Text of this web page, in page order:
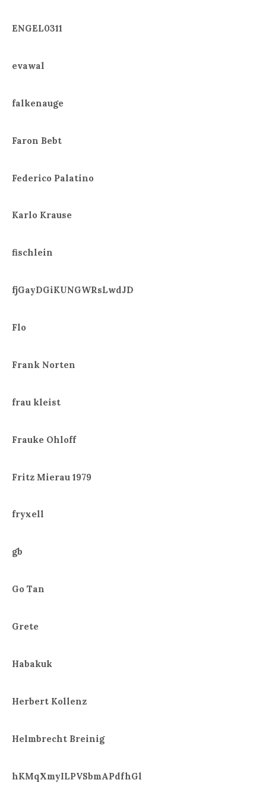
ENGEL0311
evawal
falkenauge
Faron Bebt
Federico Palatino
Karlo Krause
fischlein
fjGayDGiKUNGWRsLwdJD
Flo
Frank Norten
frau kleist
Frauke Ohloff
Fritz Mierau 1979
fryxell
gb
Go Tan
Grete
Habakuk
Herbert Kollenz
Helmbrecht Breinig
hKMqXmyILPVSbmAPdfhGl